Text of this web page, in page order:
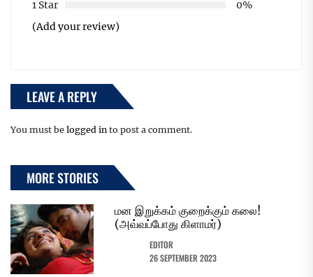
1 Star
0%
(Add your review)
LEAVE A REPLY
You must be logged in to post a comment.
MORE STORIES
மன இறுக்கம் குறைக்கும் கலை!
(அவ்வப்போது கிளாமர்)
EDITOR
26 SEPTEMBER 2023